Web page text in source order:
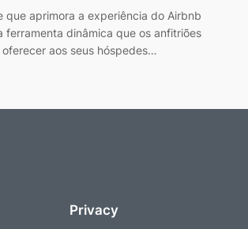
que aprimora a experiência do Airbnb
ferramenta dinâmica que os anfitriões
aos seus hóspedes…
Privacy